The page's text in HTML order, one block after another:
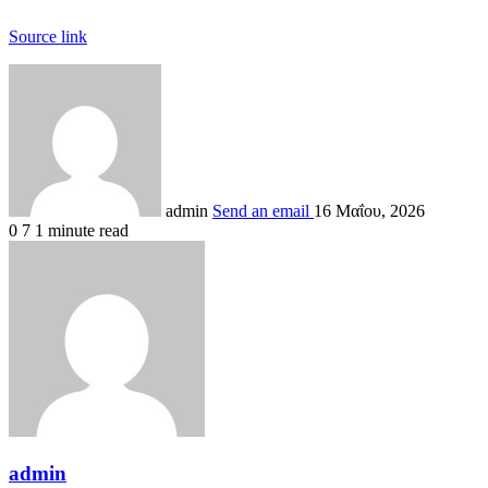
Source link
admin Send an email 16 Μαΐου, 2026
0 7 1 minute read
admin